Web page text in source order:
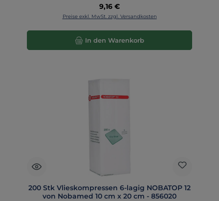
Regulärer Preis:
9,16 €
Preise exkl. MwSt. zzgl. Versandkosten
In den Warenkorb
200 Stk Vlieskompressen 6-lagig NOBATOP 12
von Nobamed 10 cm x 20 cm - 856020